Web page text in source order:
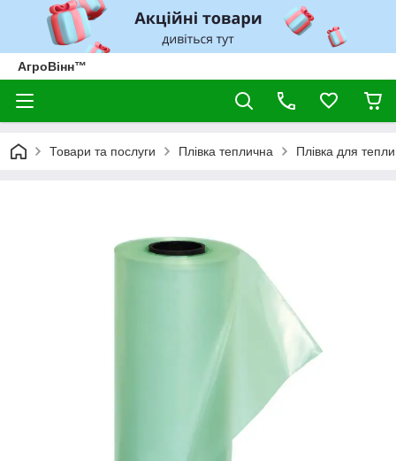
АгроВінн™
Товари та послуги Плівка теплична Плівка для